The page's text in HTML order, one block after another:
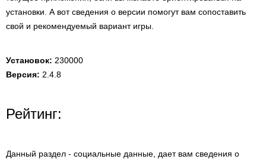
установки. А вот сведения о версии помогут вам сопоставить
свой и рекомендуемый вариант игры.
Установок: 230000
Версия: 2.4.8
Рейтинг:
Данный раздел - социальные данные, дает вам сведения о